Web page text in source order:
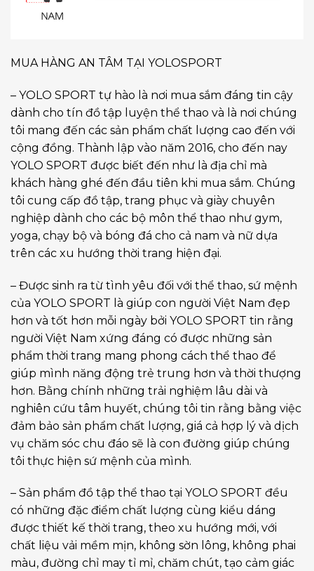
MUA HÀNG AN TÂM TẠI YOLOSPORT
– YOLO SPORT tự hào là nơi mua sắm đáng tin cậy
dành cho tín đồ tập luyện thể thao và là nơi chúng
tôi mang đến các sản phẩm chất lượng cao đến với
cộng đồng. Thành lập vào năm 2016, cho đến nay
YOLO SPORT được biết đến như là địa chỉ mà
khách hàng ghé đến đầu tiên khi mua sắm. Chúng
tôi cung cấp đồ tập, trang phục và giày chuyên
nghiệp dành cho các bộ môn thể thao như gym,
yoga, chạy bộ và bóng đá cho cả nam và nữ dựa
trên các xu hướng thời trang hiện đại.
– Được sinh ra từ tình yêu đối với thể thao, sứ mệnh
của YOLO SPORT là giúp con người Việt Nam đẹp
hơn và tốt hơn mỗi ngày bởi YOLO SPORT tin rằng
người Việt Nam xứng đáng có được những sản
phẩm thời trang mang phong cách thể thao để
giúp mình năng động trẻ trung hơn và thời thượng
hơn. Bằng chính những trải nghiệm lâu dài và
nghiên cứu tâm huyết, chúng tôi tin rằng bằng việc
đảm bảo sản phẩm chất lượng, giá cả hợp lý và dịch
vụ chăm sóc chu đáo sẽ là con đường giúp chúng
tôi thực hiện sứ mệnh của mình.
– Sản phẩm đồ tập thể thao tại YOLO SPORT đều
có những đặc điểm chất lượng cùng kiểu dáng
được thiết kế thời trang, theo xu hướng mới, với
chất liệu vải mềm mịn, không sờn lông, không phai
màu, đường chỉ may tỉ mỉ, chăm chút, tạo cảm giác